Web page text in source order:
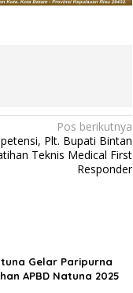
Pos berikutnya
Plt. Bupati Bintan
Teknis Medical First
Responder
Gelar Paripurna
APBD Natuna 2025